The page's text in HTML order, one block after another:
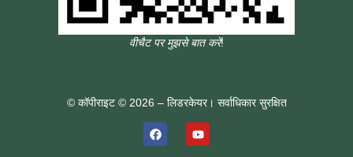
वीचैट पर मुझसे बात करें!
© कॉपीराइट © 2026 – लिडरकेयर। सर्वाधिकार सुरक्षित